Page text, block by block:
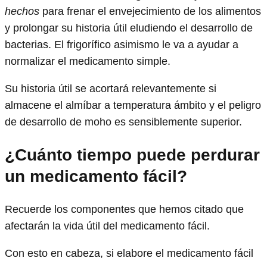
hechos para frenar el envejecimiento de los alimentos
y prolongar su historia útil eludiendo el desarrollo de
bacterias. El frigorífico asimismo le va a ayudar a
normalizar el medicamento simple.
Su historia útil se acortará relevantemente si
almacene el almíbar a temperatura ámbito y el peligro
de desarrollo de moho es sensiblemente superior.
¿Cuánto tiempo puede perdurar
un medicamento fácil?
Recuerde los componentes que hemos citado que
afectarán la vida útil del medicamento fácil.
Con esto en cabeza, si elabore el medicamento fácil